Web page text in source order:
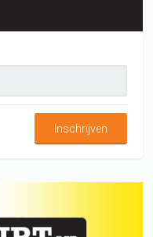
Inschrijven